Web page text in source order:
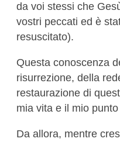
da voi stessi che
vostri peccati ed è
resuscitato).
Questa conoscenza
risurrezione, della
restaurazione di
mia vita e il mio
Da allora, mentre